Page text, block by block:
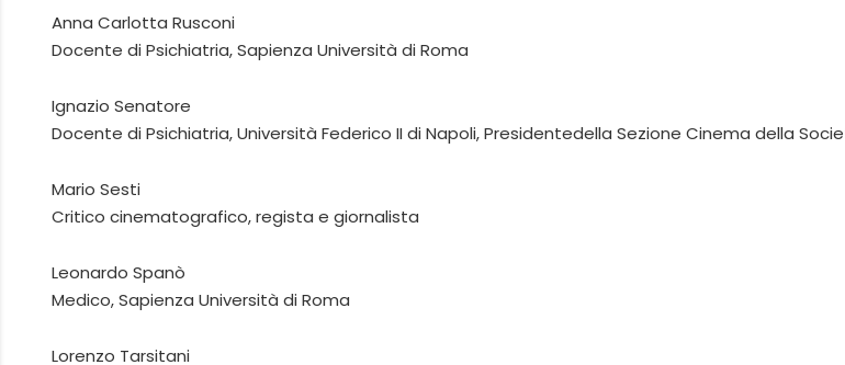
Anna Carlotta Rusconi
Docente di Psichiatria, Sapienza Università di Roma
Ignazio Senatore
Docente di Psichiatria, Università Federico II di Napoli, Presidentedella Sezione Cinema della
Mario Sesti
Critico cinematografico, regista e giornalista
Leonardo Spanò
Medico, Sapienza Università di Roma
Lorenzo Tarsitani